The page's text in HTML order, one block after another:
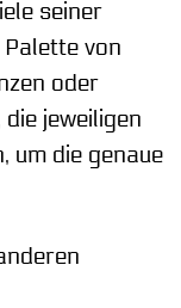
seiner
von
oder
jeweiligen
um die genaue